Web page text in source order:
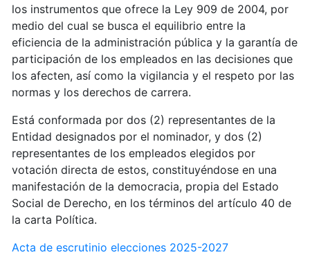
los instrumentos que ofrece la Ley 909 de 2004, por
medio del cual se busca el equilibrio entre la
eficiencia de la administración pública y la garantía de
participación de los empleados en las decisiones que
los afecten, así como la vigilancia y el respeto por las
normas y los derechos de carrera.
Está conformada por dos (2) representantes de la
Entidad designados por el nominador, y dos (2)
representantes de los empleados elegidos por
votación directa de estos, constituyéndose en una
manifestación de la democracia, propia del Estado
Social de Derecho, en los términos del artículo 40 de
la carta Política.
Acta de escrutinio elecciones 2025-2027